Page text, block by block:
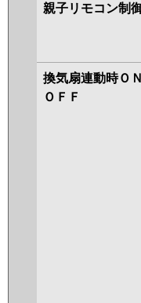
親子リモコン制
換気扇連動時Ｏ
ＯＦＦ